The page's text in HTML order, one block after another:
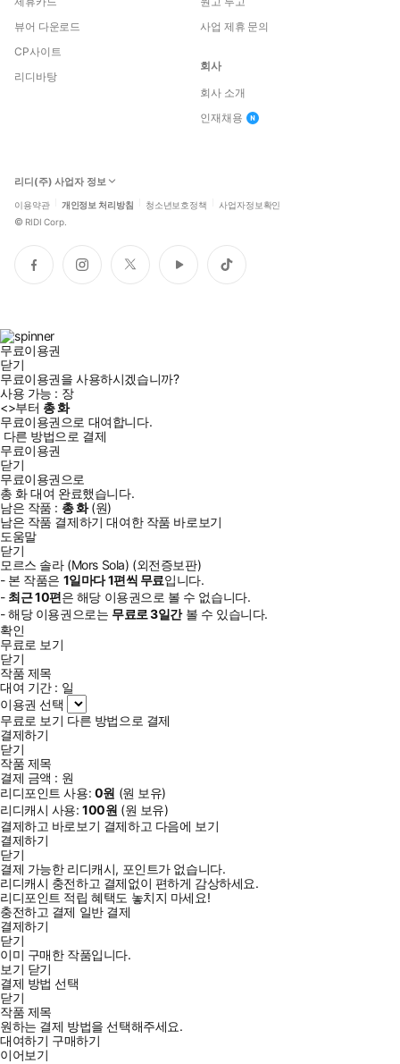
뷰어 다운로드
CP사이트
리디바탕
사업 제휴 문의
회사
회사 소개
인재채용
리디(주) 사업자 정보
이용약관 개인정보 처리방침 청소년보호정책 사업자정보확인
© RIDI Corp.
페
이
인
스
트
위
유
튜
틱
톡
무료이용권
닫기
무료이용권을 사용하시겠습니까?
사용 가능 : 장
<>부터 총화
무료이용권으로 대여합니다.
다른 방법으로 결제
무료이용권
닫기
무료이용권으로
총 화대여 완료했습니다.
남은 작품 : 총화(원)
남은 작품 결제하기 대여한 작품 바로보기
도움말
닫기
모르스 솔라 (Mors Sola) (외전증보판)
- 본 작품은 1일마다1편씩 무료입니다.
- 최근10편은 해당 이용권으로 볼 수 없습니다.
- 해당 이용권으로는 무료로3일간볼 수 있습니다.
확인
무료로 보기
닫기
작품 제목
대여 기간 : 일
이용권 선택
무료로 보기 다른 방법으로 결제
결제하기
닫기
작품 제목
결제 금액 : 원
리디포인트 사용: 0원 (원 보유)
리디캐시 사용:100원 (원 보유)
결제하고 바로보기 결제하고 다음에 보기
결제하기
닫기
결제 가능한 리디캐시, 포인트가 없습니다.
리디캐시 충전하고 결제없이 편하게 감상하세요.
리디포인트 적립 혜택도 놓치지 마세요!
충전하고 결제 일반 결제
결제하기
닫기
이미 구매한 작품입니다.
보기 닫기
결제 방법 선택
닫기
작품 제목
원하는 결제 방법을 선택해주세요.
대여하기 구매하기
이어보기